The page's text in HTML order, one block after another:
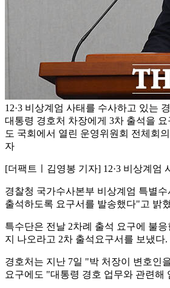
12·3 비상계엄 사태를 수사하고 있는
대통령 경호처 차장에게 3차 출석을
도 국회에서 열린 운영위원회 전체회
자
[더팩트ㅣ김영봉 기자] 12·3 비상계엄
경찰청 국가수사본부 비상계엄 특별
출석하도록 요구서를 발송했다"고 밝
특수단은 전날 2차례 출석 요구에 불
지 나오라고 2차 출석요구서를 보냈다.
경호처는 지난 7일 "박 처장이 변호인
요구에도 "대통령 경호 업무와 관련해